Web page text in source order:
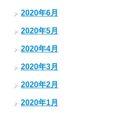
2020年6月
2020年5月
2020年4月
2020年3月
2020年2月
2020年1月